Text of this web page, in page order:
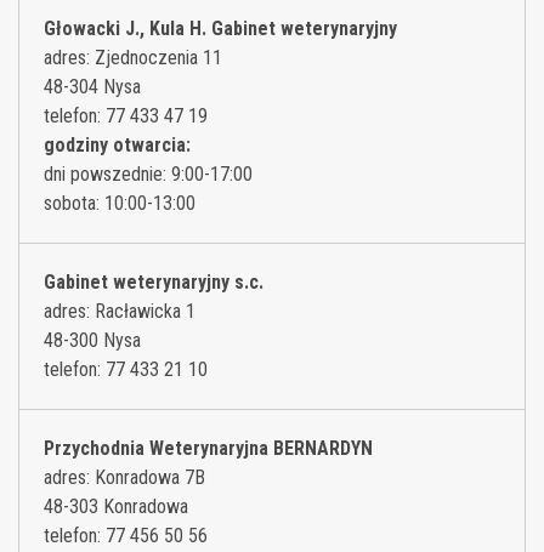
Głowacki J., Kula H. Gabinet weterynaryjny
adres: Zjednoczenia 11
48-304 Nysa
telefon: 77 433 47 19
godziny otwarcia:
dni powszednie: 9:00-17:00
sobota: 10:00-13:00
Gabinet weterynaryjny s.c.
adres: Racławicka 1
48-300 Nysa
telefon: 77 433 21 10
Przychodnia Weterynaryjna BERNARDYN
adres: Konradowa 7B
48-303 Konradowa
telefon: 77 456 50 56